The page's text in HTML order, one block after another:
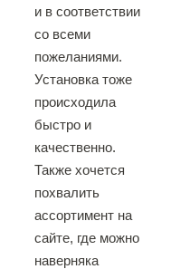
и в соответствии
со всеми
пожеланиями.
Установка тоже
происходила
быстро и
качественно.
Также хочется
похвалить
ассортимент на
сайте, где можно
наверняка